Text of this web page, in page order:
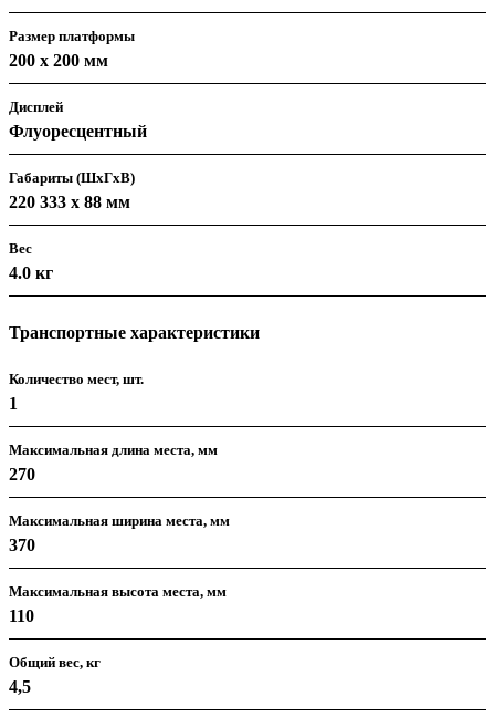
Размер платформы
200 х 200 мм
Дисплей
Флуоресцентный
Габариты (ШхГхВ)
220 333 х 88 мм
Вес
4.0 кг
Транспортные характеристики
Количество мест, шт.
1
Максимальная длина места, мм
270
Максимальная ширина места, мм
370
Максимальная высота места, мм
110
Общий вес, кг
4,5